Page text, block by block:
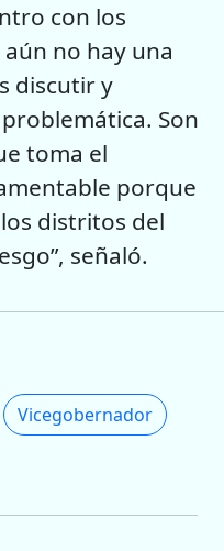
con los
no hay una
discutir y
Son
toma el
porque
distritos del
señaló.
Vicegobernador